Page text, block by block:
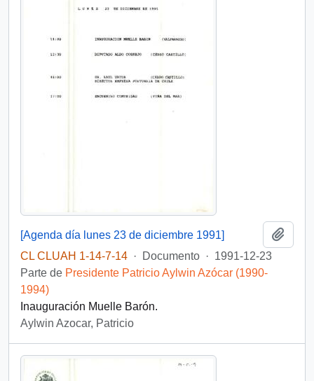
[Agenda día lunes 23 de diciembre 1991]
CL CLUAH 1-14-7-14 · Documento · 1991-12-23
Parte de Presidente Patricio Aylwin Azócar (1990-
1994)
Inauguración Muelle Barón.
Aylwin Azocar, Patricio